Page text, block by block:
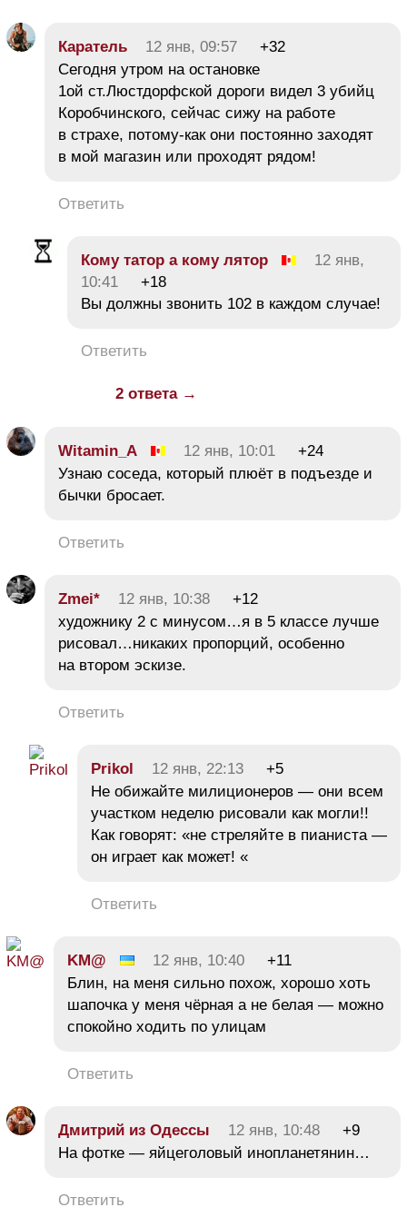
Каратель 12 янв, 09:57
+32
Сегодня утром на остановке
1ой ст.Люстдорфской дороги видел 3 убийц
Коробчинского, сейчас сижу на работе
в страхе, потому-как они постоянно заходят
в мой магазин или проходят рядом!
Ответить
Кому татор а кому лятор
12 янв,
10:41
+18
Вы должны звонить 102 в каждом случае!
Ответить
2 ответа →
Witamin_A 12 янв, 10:01
+24
Узнаю соседа, который плюёт в подъезде и
бычки бросает.
Ответить
Zmei* 12 янв, 10:38
+12
художнику 2 с минусом…я в 5 классе лучше
рисовал…никаких пропорций, особенно
на втором эскизе.
Ответить
Prikol 12 янв, 22:13
+5
Не обижайте милиционеров — они всем
участком неделю рисовали как могли!!
Как говорят: «не стреляйте в пианиста —
он играет как может! «
Ответить
KM@ 12 янв, 10:40
+11
Блин, на меня сильно похож, хорошо хоть
шапочка у меня чёрная а не белая — можно
спокойно ходить по улицам
Ответить
Дмитрий из Одессы 12 янв, 10:48
+9
На фотке — яйцеголовый инопланетянин…
Ответить